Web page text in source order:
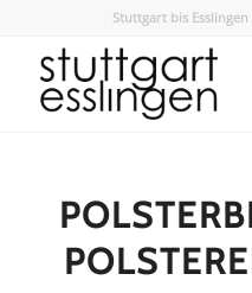
Stuttgart bis